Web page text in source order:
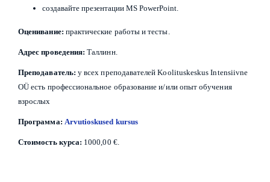
создавайте презентации MS PowerPoint.
Оценивание: практические работы и тесты.
Адрес проведения: Таллинн.
Преподаватель: у всех преподавателей Koolituskeskus Intensiivne
OÜ есть профессиональное образование и/или опыт обучения
взрослых
Программа: Arvutioskused kursus
Стоимость курса: 1000,00 €.